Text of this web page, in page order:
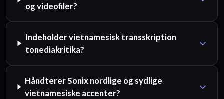
og videofiler?
Indeholder vietnamesisk transskription
tonediakritika?
Håndterer Sonix nordlige og sydlige
vietnamesiske accenter?